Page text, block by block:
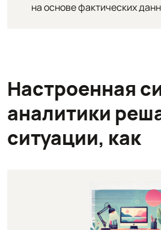
на основе фактических
Настроенная
аналитики
ситуации, как